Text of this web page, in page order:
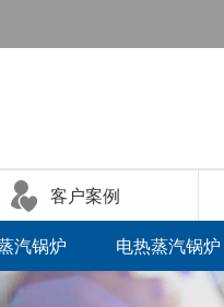
客户案例
汽锅炉 电热蒸汽锅炉